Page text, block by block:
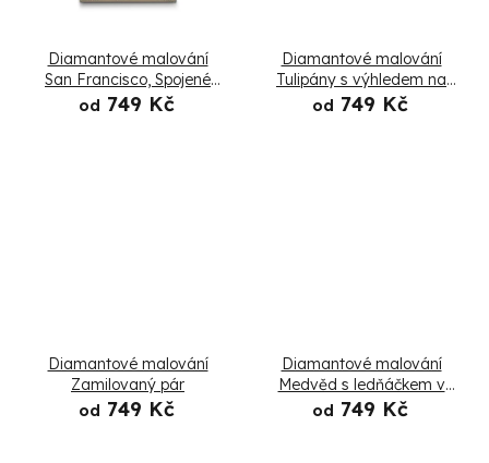
Diamantové malování
San Francisco, Spojené
státy
od 749 Kč
Diamantové malování
Tulipány s výhledem na
most
od 749 Kč
Diamantové malování
Zamilovaný pár
od 749 Kč
Diamantové malování
Medvěd s ledňáčkem v
zasněžené krajině
od 749 Kč